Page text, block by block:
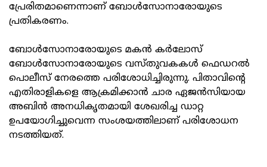
പ്രേരിതമാണെന്നാണ് ബോള്‍സോനാരോയുടെ
പ്രതികരണം.
ബോള്‍സോനാരോയുടെ മകന്‍ കര്‍ലോസ്
ബോള്‍സോനാരോയുടെ വസ്തുവകകള്‍ ഫെഡറല്‍
പൊലീസ് നേരത്തെ പരിശോധിച്ചിരുന്നു. പിതാവിന്റെ
എതിരാളികളെ ആക്രമിക്കാന്‍ ചാര ഏജന്‍സിയായ
അബിന്‍ അനധികൃതമായി ശേഖരിച്ച ഡാറ്റ
ഉപയോഗിച്ചുവെന്ന സംശയത്തിലാണ് പരിശോധന
നടത്തിയത്.